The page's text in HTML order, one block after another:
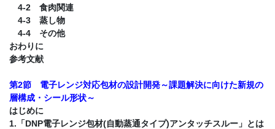
4-2 食肉関連
4-3 蒸し物
4-4 その他
おわりに
参考文献
第2節 電子レンジ対応包材の設計開発～課題解決に向けた新規の
層構成・シール形状～
はじめに
1.「DNP電子レンジ包材(自動蒸通タイプ)アンタッチスルー」とは